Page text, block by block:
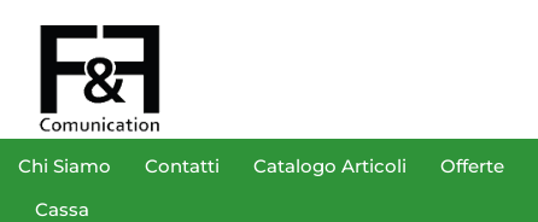
Chi Siamo Contatti Catalogo Articoli Offerte
Cassa